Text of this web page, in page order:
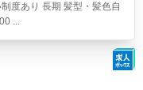
度あり 長期 髪型・髪色自
...